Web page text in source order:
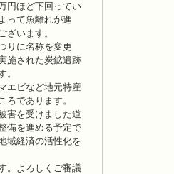
円ほど下回ってい
って魚離れが進
います。
りに名称を変更
施された炭鉱遺跡
。
エビなど地元特産
であります。
害を受けました道
備を進める予定で
域経済の活性化を
。よろしくご審議